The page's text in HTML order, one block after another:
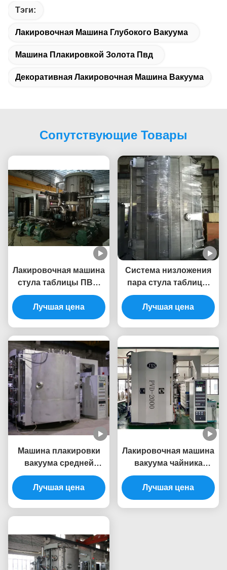
Тэги:
Лакировочная Машина Глубокого Вакуума
Машина Плакировкой Золота Пвд
Декоративная Лакировочная Машина Вакуума
Сопутствующие Товары
Лакировочная машина
стула таблицы ПВД,
лакировочная машина
глубокого вакуума
нержавеющей стали
Лучшая цена
Система низложения
пара стула таблицы
мебели нержавеющей
стали физическая
Лучшая цена
Машина плакировки
вакуума средней
полости PVD
универсальная для
оборудования
Лучшая цена
Лакировочная машина
вакуума чайника
декоративная ПВД
чашки нержавеющей
стали для цвета
Лучшая цена